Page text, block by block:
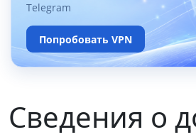
Telegram
Попробовать VPN
Сведения о